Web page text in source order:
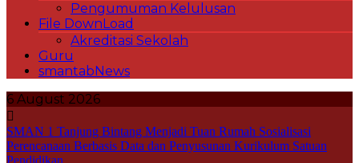
Pengumuman Kelulusan
File DownLoad
Akreditasi Sekolah
Guru
smantabNews
6 August 2026
SMAN 1 Tanjung Bintang Menjadi Tuan Rumah Sosialisasi
Perencanaan Berbasis Data dan Penyusunan Kurikulum Satuan
Pendidikan